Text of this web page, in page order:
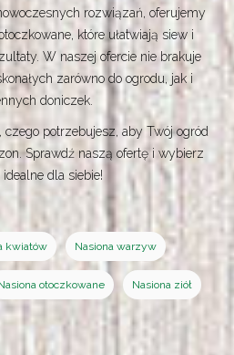
rozwiązań, oferujemy
które ułatwiają siew i
W naszej ofercie nie brakuje
zarówno do ogrodu, jak i
doniczek.
potrzebujesz, aby Twój ogród
Sprawdź naszą ofertę i wybierz
idealne dla siebie!
kwiatów Nasiona warzyw
otoczkowane Nasiona ziół